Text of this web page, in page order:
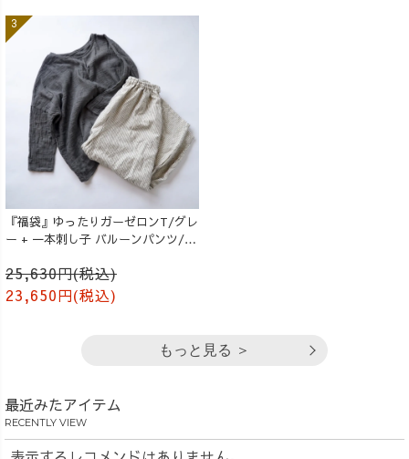
『福袋』ゆったりガーゼロンT/グレ
ー + 一本刺し子 バルーンパンツ/生
25,630円(税込)
23,650円(税込)
もっと見る ＞
最近みたアイテム
RECENTLY VIEW